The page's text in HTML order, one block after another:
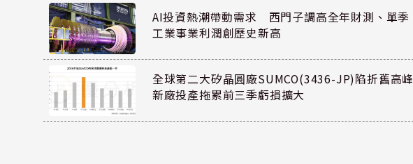
AI投資熱潮帶動需求 西門子調高全年財測、單季
工業事業利潤創歷史新高
全球第二大矽晶圓廠SUMCO(3436-JP)陷折舊高峰
新廠投產拖累前三季虧損擴大